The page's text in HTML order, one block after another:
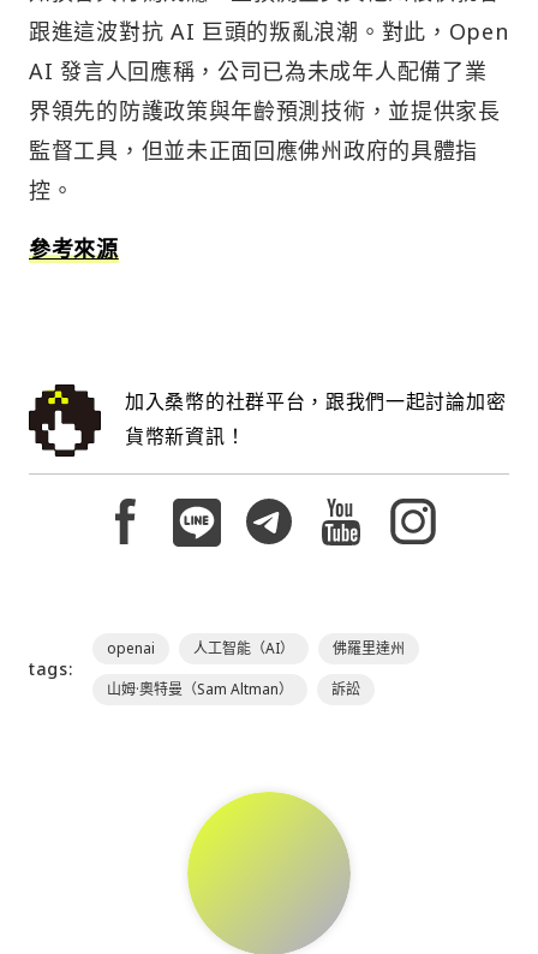
跟進這波對抗 AI 巨頭的叛亂浪潮。對此，Open
AI 發言人回應稱，公司已為未成年人配備了業
界領先的防護政策與年齡預測技術，並提供家長
監督工具，但並未正面回應佛州政府的具體指
控。
參考來源
加入桑幣的社群平台，跟我們一起討論加密
貨幣新資訊！
tags:
openai 人工智能（AI）
佛羅里達州
山姆·奧特曼（Sam Altman）
訴訟